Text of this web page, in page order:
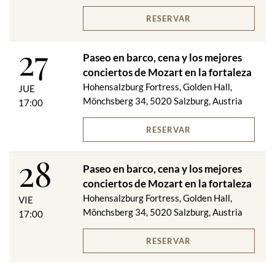
RESERVAR
27
JUE
17:00
Paseo en barco, cena y los mejores
conciertos de Mozart en la fortaleza
Hohensalzburg Fortress, Golden Hall,
Mönchsberg 34, 5020 Salzburg, Austria
RESERVAR
28
VIE
17:00
Paseo en barco, cena y los mejores
conciertos de Mozart en la fortaleza
Hohensalzburg Fortress, Golden Hall,
Mönchsberg 34, 5020 Salzburg, Austria
RESERVAR